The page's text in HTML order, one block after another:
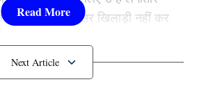
पड़ता है, जो अक्सर खिलाड़ी नहीं कर
वायरल हो रही है, जो एक समय पर टीम
स्टार हुआ करता था।